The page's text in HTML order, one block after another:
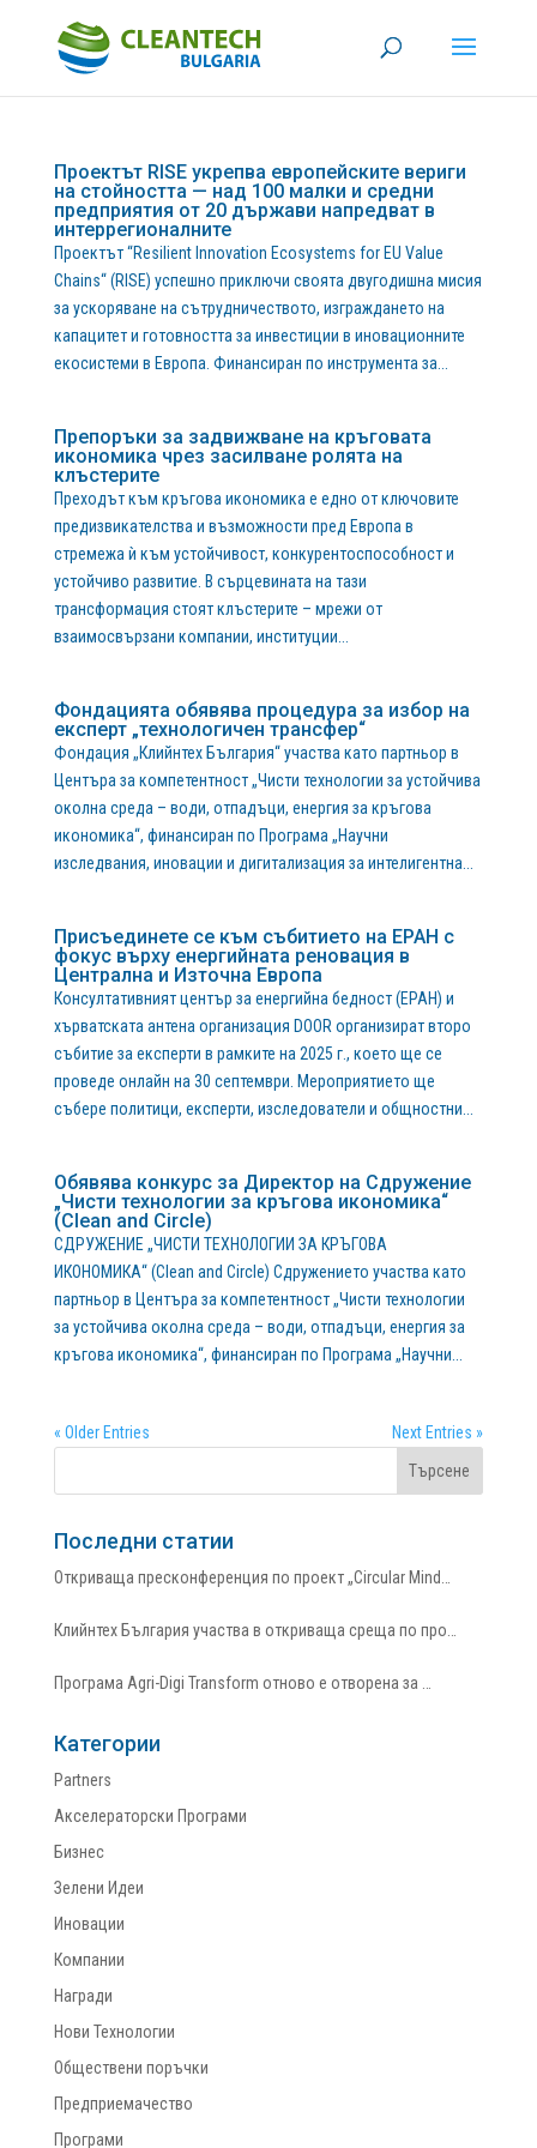
Проектът RISE укрепва европейските вериги
на стойността — над 100 малки и средни
предприятия от 20 държави напредват в
интеррегионалните
Проектът “Resilient Innovation Ecosystems for EU Value
Chains“ (RISE) успешно приключи своята двугодишна мисия
за ускоряване на сътрудничеството, изграждането на
капацитет и готовността за инвестиции в иновационните
екосистеми в Европа. Финансиран по инструмента за...
Препоръки за задвижване на кръговата
икономика чрез засилване ролята на
клъстерите
Преходът към кръгова икономика е едно от ключовите
предизвикателства и възможности пред Европа в
стремежа ѝ към устойчивост, конкурентоспособност и
устойчиво развитие. В сърцевината на тази
трансформация стоят клъстерите – мрежи от
взаимосвързани компании, институции...
Фондацията обявява процедура за избор на
експерт „технологичен трансфер“
Фондация „Клийнтех България“ участва като партньор в
Центъра за компетентност „Чисти технологии за устойчива
околна среда – води, отпадъци, енергия за кръгова
икономика“, финансиран по Програма „Научни
изследвания, иновации и дигитализация за интелигентна...
Присъединете се към събитието на EPAH с
фокус върху енергийната реновация в
Централна и Източна Европа
Консултативният център за енергийна бедност (EPAH) и
хърватската антена организация DOOR организират второ
събитие за експерти в рамките на 2025 г., което ще се
проведе онлайн на 30 септември. Мероприятието ще
събере политици, експерти, изследователи и общностни...
Обявява конкурс за Директор на Сдружение
„Чисти технологии за кръгова икономика“
(Clean and Circle)
СДРУЖЕНИЕ „ЧИСТИ ТЕХНОЛОГИИ ЗА КРЪГОВА
ИКОНОМИКА“ (Clean and Circle) Сдружението участва като
партньор в Центъра за компетентност „Чисти технологии
за устойчива околна среда – води, отпадъци, енергия за
кръгова икономика“, финансиран по Програма „Научни...
« Older Entries Next Entries »
Последни статии
Откриваща пресконференция по проект „Circular Mind…
Клийнтех България участва в откриваща среща по про…
Програма Agri-Digi Transform отново е отворена за …
Категории
Partners
Акселераторски Програми
Бизнес
Зелени Идеи
Иновации
Компании
Награди
Нови Технологии
Обществени поръчки
Предприемачество
Програми